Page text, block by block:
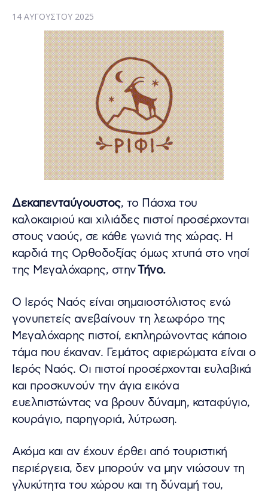
14 ΑΥΓΟΎΣΤΟΥ 2025
Δεκαπενταύγουστος, το Πάσχα του
καλοκαιριού και χιλιάδες πιστοί προσέρχονται
στους ναούς, σε κάθε γωνιά της χώρας. H
καρδιά της Ορθοδοξίας όμως χτυπά στο νησί
της Μεγαλόχαρης, στηνΤήνο.
Ο Ιερός Ναός είναι σημαιοστόλιστος ενώ
γονυπετείς ανεβαίνουν τη λεωφόρο της
Μεγαλόχαρης πιστοί, εκπληρώνοντας κάποιο
τάμα που έκαναν. Γεμάτος αφιερώματα είναι ο
Ιερός Ναός. Οι πιστοί προσέρχονται ευλαβικά
και προσκυνούν την άγια εικόνα
ευελπιστώντας να βρουν δύναμη, καταφύγιο,
κουράγιο, παρηγοριά, λύτρωση.
Ακόμα και αν έχουν έρθει από τουριστική
περιέργεια, δεν μπορούν να μην νιώσουν τη
γλυκύτητα του χώρου και τη δύναμή του,